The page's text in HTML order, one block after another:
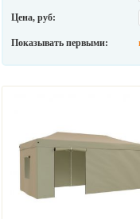
Цена, руб:
Показывать первыми: